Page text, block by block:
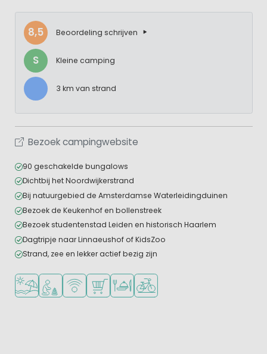
8,5 Beoordeling schrijven
S Kleine camping
3 km van strand
Bezoek campingwebsite
90 geschakelde bungalows
Dichtbij het Noordwijkerstrand
Bij natuurgebied de Amsterdamse Waterleidingduinen
Bezoek de Keukenhof en bollenstreek
Bezoek studentenstad Leiden en historisch Haarlem
Dagtripje naar Linnaeushof of KidsZoo
Strand, zee en lekker actief bezig zijn
Ligt bij strand en zee
Aanbevolen voor jonge kinderen
WiFi beschikbaar
Campingwinkel/Supermarkt
Restaurant of pizzeria
Fietsverhuur